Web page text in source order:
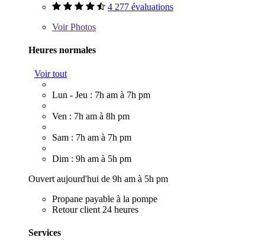
4 277 évaluations
VoirPhotos
Heures normales
Voir tout
Lun - Jeu : 7h am à 7h pm
Ven : 7h am à 8h pm
Sam : 7h am à 7h pm
Dim : 9h am à 5h pm
Ouvert aujourd'hui de 9h am à 5h pm
Propane payable à la pompe
Retour client 24 heures
Services